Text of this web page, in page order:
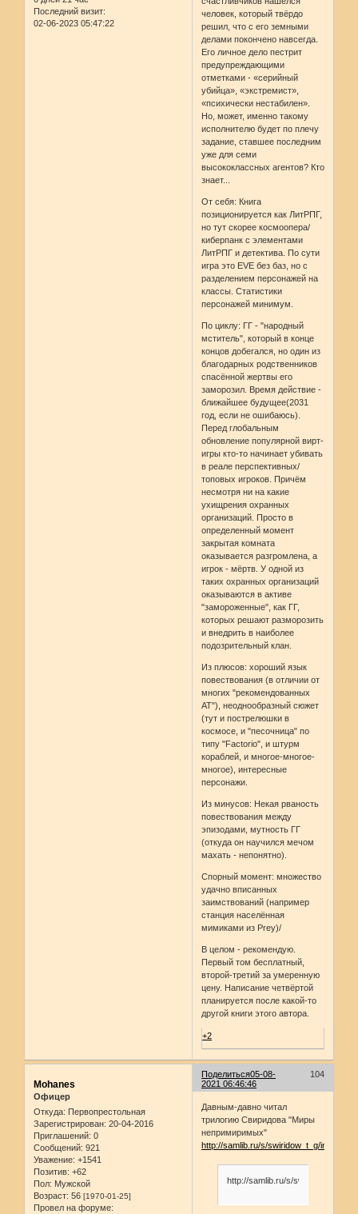
Последний визит:
02-06-2023 05:47:22
человек, который твёрдо
решил, что с его земными
делами покончено навсегда.
Его личное дело пестрит
предупреждающими
отметками - «серийный
убийца», «экстремист»,
«психически нестабилен».
Но, может, именно такому
исполнителю будет по плечу
задание, ставшее последним
уже для семи
высококлассных агентов? Кто
знает...
От себя: Книга
позиционируется как ЛитРПГ,
но тут скорее космоопера/
киберпанк с элементами
ЛитРПГ и детектива. По сути
игра это EVE без баз, но с
разделением персонажей на
классы. Статистики
персонажей минимум.
По циклу: ГГ - "народный
мститель", который в конце
концов добегался, но один из
благодарных родственников
спасённой жертвы его
заморозил. Время действие -
ближайшее будущее(2031
год, если не ошибаюсь).
Перед глобальным
обновление популярной вирт-
игры кто-то начинает убивать
в реале перспективных/
топовых игроков. Причём
несмотря ни на какие
ухищрения охранных
организаций. Просто в
определенный момент
закрытая комната
оказывается разгромлена, а
игрок - мёртв. У одной из
таких охранных организаций
оказываются в активе
"замороженные", как ГГ,
которых решают разморозить
и внедрить в наиболее
подозрительный клан.
Из плюсов: хороший язык
повествования (в отличии от
многих "рекомендованных
АТ"), неоднообразный сюжет
(тут и пострелюшки в
космосе, и "песочница" по
типу "Factorio", и штурм
кораблей, и многое-многое-
многое), интересные
персонажи.
Из минусов: Некая рваность
повествования между
эпизодами, мутность ГГ
(откуда он научился мечом
махать - непонятно).
Спорный момент: множество
удачно вписанных
заимствований (например
станция населённая
мимиками из Prey)/
В целом - рекомендую.
Первый том бесплатный,
второй-третий за умеренную
цену. Написание четвёртой
планируется после какой-то
другой книги этого автора.
+2
Поделиться 104
05-08-
2021 06:46:46
Mohanes
Офицер
Откуда: Первопрестольная
Зарегистрирован: 20-04-2016
Приглашений: 0
Сообщений: 921
Уважение: +1541
Позитив: +62
Пол: Мужской
Возраст: 56 [1970-01-25]
Провел на форуме:
Давным-давно читал
трилогию Свиридова "Миры
непримиримых"
http://samlib.ru/s/swiridow_t_g/
http://samlib.ru/s/swiridow_t_g/